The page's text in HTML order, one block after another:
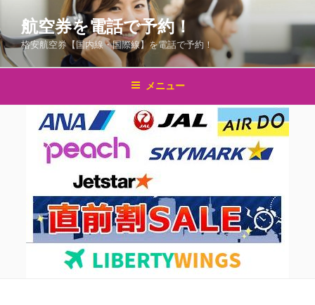
テ
ン
ス
航空券を電話で予約！
格安航空券【国内線・国際線】を電話で予約！
メニュー